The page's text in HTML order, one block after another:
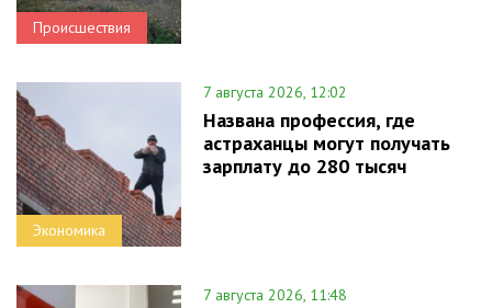
Происшествия
Экономика
7 августа 2026, 12:02
Названа профессия, где
астраханцы могут получать
зарплату до 280 тысяч
7 августа 2026, 11:48